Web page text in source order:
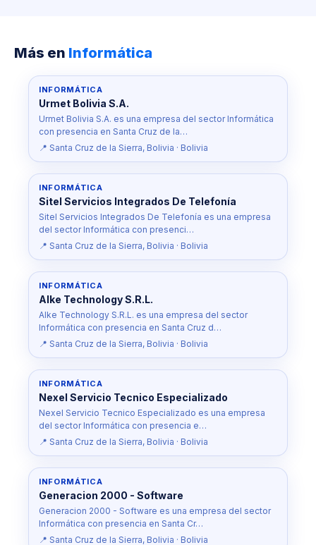
Más en Informática
INFORMÁTICA
Urmet Bolivia S.A.
Urmet Bolivia S.A. es una empresa del sector Informática
con presencia en Santa Cruz de la…
📍 Santa Cruz de la Sierra, Bolivia · Bolivia
INFORMÁTICA
Sitel Servicios Integrados De Telefonía
Sitel Servicios Integrados De Telefonía es una empresa
del sector Informática con presenci…
📍 Santa Cruz de la Sierra, Bolivia · Bolivia
INFORMÁTICA
Alke Technology S.R.L.
Alke Technology S.R.L. es una empresa del sector
Informática con presencia en Santa Cruz d…
📍 Santa Cruz de la Sierra, Bolivia · Bolivia
INFORMÁTICA
Nexel Servicio Tecnico Especializado
Nexel Servicio Tecnico Especializado es una empresa
del sector Informática con presencia e…
📍 Santa Cruz de la Sierra, Bolivia · Bolivia
INFORMÁTICA
Generacion 2000 - Software
Generacion 2000 - Software es una empresa del sector
Informática con presencia en Santa Cr…
📍 Santa Cruz de la Sierra, Bolivia · Bolivia